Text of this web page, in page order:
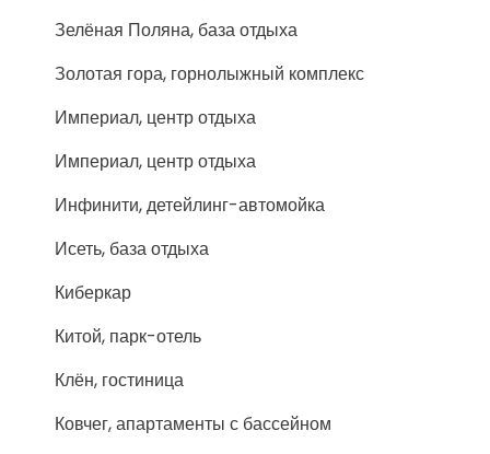
Зелёная Поляна, база отдыха
Золотая гора, горнолыжный комплекс
Империал, центр отдыха
Империал, центр отдыха
Инфинити, детейлинг-автомойка
Исеть, база отдыха
Киберкар
Китой, парк-отель
Клён, гостиница
Ковчег, апартаменты с бассейном